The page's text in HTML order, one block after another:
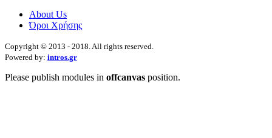
About Us
Όροι Χρήσης
Copyright © 2013 - 2018. All rights reserved.
Powered by: intros.gr
Please publish modules in offcanvas position.